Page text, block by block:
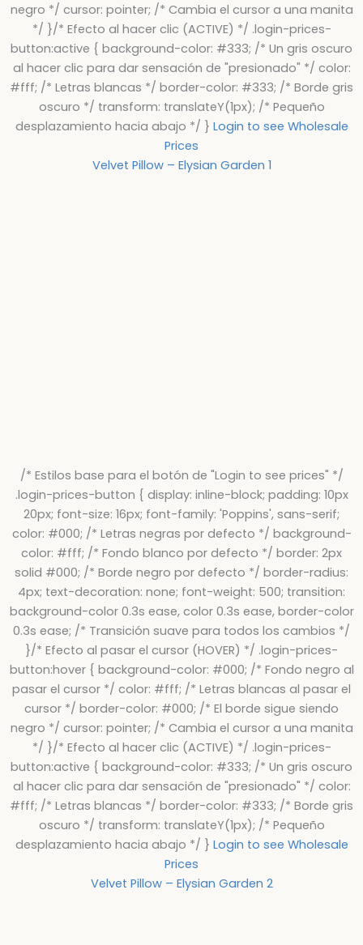
negro */ cursor: pointer; /* Cambia el cursor a una manita
*/ }/* Efecto al hacer clic (ACTIVE) */ .login-prices-
button:active { background-color: #333; /* Un gris oscuro
al hacer clic para dar sensación de "presionado" */ color:
#fff; /* Letras blancas */ border-color: #333; /* Borde gris
oscuro */ transform: translateY(1px); /* Pequeño
desplazamiento hacia abajo */ } Login to see Wholesale
Prices
Velvet Pillow – Elysian Garden 1
/* Estilos base para el botón de "Login to see prices" */
.login-prices-button { display: inline-block; padding: 10px
20px; font-size: 16px; font-family: 'Poppins', sans-serif;
color: #000; /* Letras negras por defecto */ background-
color: #fff; /* Fondo blanco por defecto */ border: 2px
solid #000; /* Borde negro por defecto */ border-radius:
4px; text-decoration: none; font-weight: 500; transition:
background-color 0.3s ease, color 0.3s ease, border-color
0.3s ease; /* Transición suave para todos los cambios */
}/* Efecto al pasar el cursor (HOVER) */ .login-prices-
button:hover { background-color: #000; /* Fondo negro al
pasar el cursor */ color: #fff; /* Letras blancas al pasar el
cursor */ border-color: #000; /* El borde sigue siendo
negro */ cursor: pointer; /* Cambia el cursor a una manita
*/ }/* Efecto al hacer clic (ACTIVE) */ .login-prices-
button:active { background-color: #333; /* Un gris oscuro
al hacer clic para dar sensación de "presionado" */ color:
#fff; /* Letras blancas */ border-color: #333; /* Borde gris
oscuro */ transform: translateY(1px); /* Pequeño
desplazamiento hacia abajo */ } Login to see Wholesale
Prices
Velvet Pillow – Elysian Garden 2